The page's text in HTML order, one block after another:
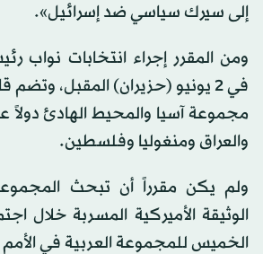
إلى سيرك سياسي ضد إسرائيل».
ومن المقرر إجراء انتخابات نواب
في 2 يونيو (حزيران) المقبل،
مجموعة آسيا والمحيط الهادئ دولاً
والعراق ومنغوليا وفلسطين.
ولم يكن مقرراً أن تبحث
الوثيقة الأميركية المسربة خلال
الخميس للمجموعة العربية في